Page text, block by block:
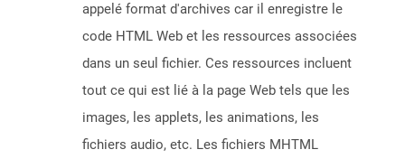
appelé format d'archives car il enregistre le
code HTML Web et les ressources associées
dans un seul fichier. Ces ressources incluent
tout ce qui est lié à la page Web tels que les
images, les applets, les animations, les
fichiers audio, etc. Les fichiers MHTML